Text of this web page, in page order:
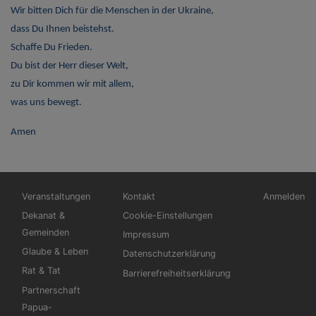
Wir bitten Dich für die Menschen in der Ukraine,
dass Du Ihnen beistehst.
Schaffe Du Frieden.
Du bist der Herr dieser Welt,
zu Dir kommen wir mit allem,
was uns bewegt.
Amen
Hauptnavigation
Veranstaltungen
Dekanat &
Gemeinden
Glaube & Leben
Rat & Tat
Partnerschaft
Papua-
Fußbereichsmenü
Kontakt
Cookie-Einstellungen
Impressum
Datenschutzerklärung
Barrierefreiheitserklärung
Anmelden